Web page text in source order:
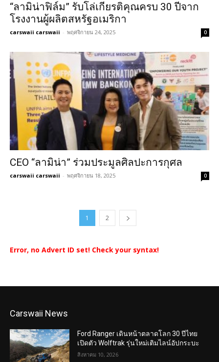
“ลามิน่าฟิล์ม” รับโล่เกียรติคุณครบ 30 ปีจาก
โรงงานผู้ผลิตสหรัฐอเมริกา
carswaii carswaii - พฤศจิกายน 24, 2025 0
CEO “ลามิน่า” ร่วมประมูลศิลปะการกุศล
carswaii carswaii - พฤศจิกายน 18, 2025 0
1 2
Error, no Advert ID set! Check your syntax!
Carswaii News
Ford Ranger เดินหน้าตลาดโลก 30 ปีไทย
เปิดตัว Wolftrak รุ่นใหม่เติมไลน์อัปกระบะ
สิงหาคม 10, 2026